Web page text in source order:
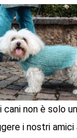
cani non è solo
i nostri